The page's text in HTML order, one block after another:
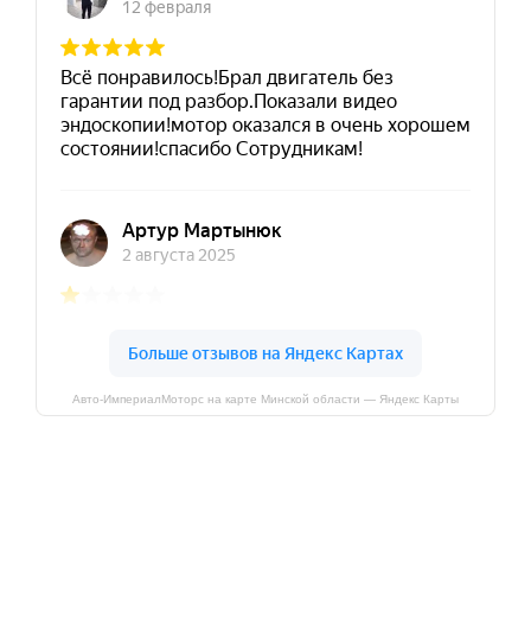
Авто-ИмпериалМоторс на карте Минской области — Яндекс Карты